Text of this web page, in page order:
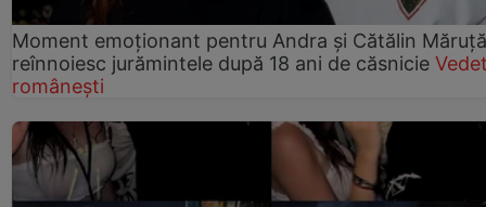
Moment emoționant pentru Andra și Cătălin
reînnoiesc jurămintele după 18 ani de căsnicie
românești